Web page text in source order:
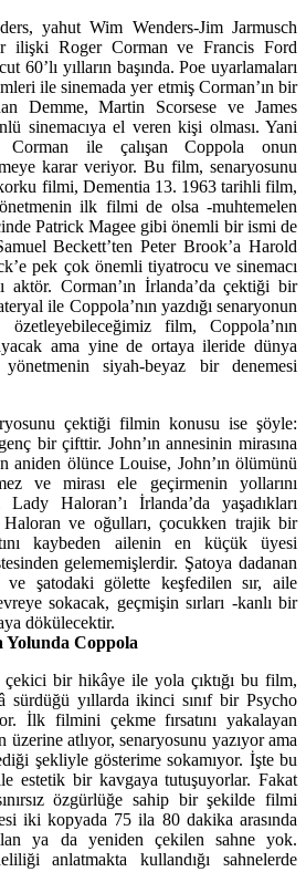
yahut Wim Wenders-Jim Jarmusch
ilişki Roger Corman ve Francis Ford
60’lı yılların başında. Poe uyarlamaları
ile sinemada yer etmiş Corman’ın bir
Demme, Martin Scorsese ve James
sinemacıya el veren kişi olması. Yani
Corman ile çalışan Coppola onun
karar veriyor. Bu film, senaryosunu
filmi, Dementia 13. 1963 tarihli film,
ilk filmi de olsa -muhtemelen
Patrick Magee gibi önemli bir ismi de
Beckett’ten Peter Brook’a Harold
pek çok önemli tiyatrocu ve sinemacı
aktör. Corman’ın İrlanda’da çektiği bir
ile Coppola’nın yazdığı senaryonun
özetleyebileceğimiz film, Coppola’nın
ama yine de ortaya ileride dünya
siyah-beyaz bir denemesi
çektiği filmin konusu ise şöyle:
bir çifttir. John’ın annesinin mirasına
aniden ölünce Louise, John’ın ölümünü
ve mirası ele geçirmenin yollarını
Haloran’ı İrlanda’da yaşadıkları
ve oğulları, çocukken trajik bir
kaybeden ailenin en küçük üyesi
gelememişlerdir. Şatoya dadanan
şatodaki gölette keşfedilen sır, aile
sokacak, geçmişin sırları -kanlı bir
dökülecektir.
Yolunda Coppola
çekici bir hikâye ile yola çıktığı bu film,
sürdüğü yıllarda ikinci sınıf bir Psycho
İlk filmini çekme fırsatını yakalayan
atlıyor, senaryosunu yazıyor ama
şekliyle gösterime sokamıyor. İşte bu
estetik bir kavgaya tutuşuyorlar. Fakat
özgürlüğe sahip bir şekilde filmi
iki kopyada 75 ila 80 dakika arasında
ya da yeniden çekilen sahne yok.
anlatmakta kullandığı sahnelerde